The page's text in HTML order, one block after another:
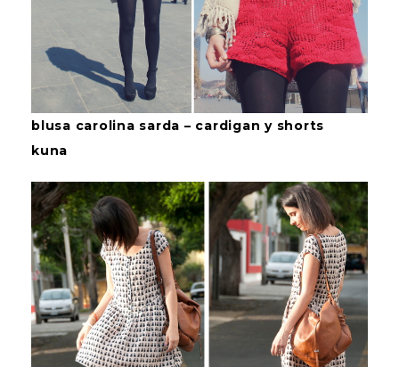
blusa carolina sarda – cardigan y shorts
kuna